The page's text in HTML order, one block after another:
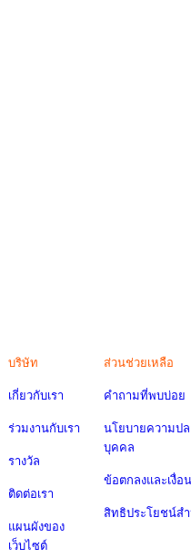
บริษัท
เกี่ยวกับเรา
ร่วมงานกับเรา
รางวัล
ติดต่อเรา
แผนผังของ
เว็บไซต์
ส่วนช่วยเหลือ
คำถามที่พบบ่อย
นโยบายความป
บุคคล
ข้อตกลงและเงื่อ
สิทธิประโยชน์ส